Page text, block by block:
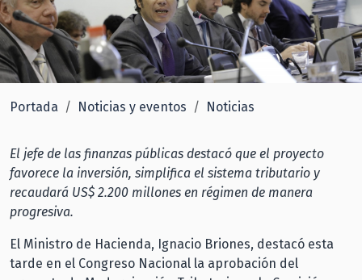
Portada Noticias y eventos Noticias
El jefe de las finanzas públicas destacó que el proyecto
favorece la inversión, simplifica el sistema tributario y
recaudará US$ 2.200 millones en régimen de manera
progresiva.
El Ministro de Hacienda, Ignacio Briones, destacó esta
tarde en el Congreso Nacional la aprobación del